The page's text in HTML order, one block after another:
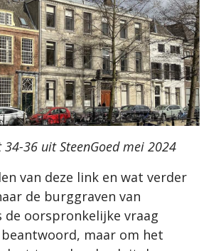
34-36 uit SteenGoed mei 2024
van deze link en wat verder
de burggraven van
oorspronkelijke vraag
maar om het